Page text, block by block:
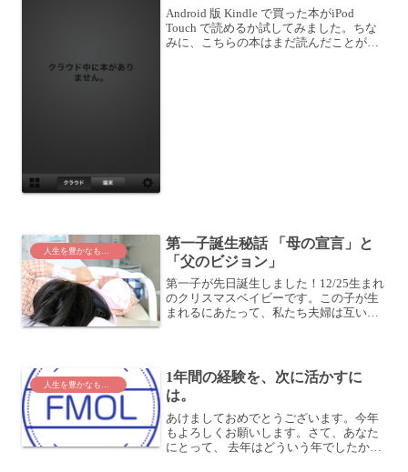
Android 版 Kindle で買った本がiPod
Touch で読めるか試してみました。ちな
みに、こちらの本はまだ読んだことがな
人生を豊かなものに
第一子誕生秘話 「母の宣言」と
「父のビジョン」
第一子が先日誕生しました！12/25生まれ
のクリスマスベイビーです。この子が生
まれるにあたって、私たち夫婦は互いに
な夢を見...
人生を豊かなものに
1年間の経験を、次に活かすに
は。
あけましておめでとうございます。今年
もよろしくお願いします。さて、あなた
にとって、 去年はどういう年でしたか？